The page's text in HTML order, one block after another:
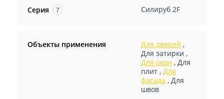
Серия ? Силируб 2F
Объекты применения Для дверей ,
Для затирки ,
Для окон , Для
плит, Для
фасада , Для
швов